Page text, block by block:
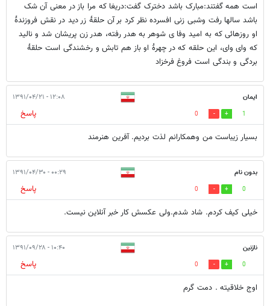
است همه گفتند:مبارک باشد دخترک گفت:دریغا که مرا باز در معنی آن شک
باشد سالها رفت وشبی زنی افسرده نظر کرد بر آن حلقۀ زر دید در نقش فروزندۀ
او روزهائی که به امید وفا ی شوهر به هدر رفته، هدر زن پریشان شد و نالید
که وای وای، این حلقه که در چهرۀ او باز هم تابش و رخشندگی است حلقۀ
بردگی و بندگی است فروغ فرخزاد
ايمان ۱۲:۰۸ - ۱۳۹۱/۰۴/۲۱
1
0
پاسخ
بسيار زيباست من وهمكارانم لذت برديم. آفرين هنرمند
بدون نام ۰۰:۲۹ - ۱۳۹۱/۰۴/۳۰
0
0
پاسخ
خیلی کیف کردم. شاد شدم.ولی عکسش کار خبر آنلاین نیست.
نازنین ۱۰:۴۰ - ۱۳۹۱/۰۹/۲۸
0
0
پاسخ
اوج خلاقیته . دمت گرم